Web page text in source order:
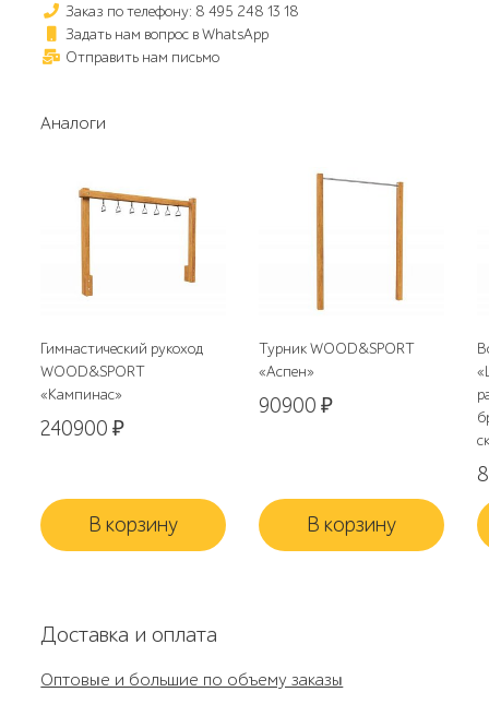
Заказ по телефону: 8 495 248 13 18
Задать нам вопрос в WhatsApp
Отправить нам письмо
Аналоги
Гимнастический рукоход
WOOD&SPORT
«Кампинас»
240900₽
В корзину
Турник WOOD&SPORT
«Аспен»
90900₽
В корзину
Доставка и оплата
Оптовые и большие по объему заказы